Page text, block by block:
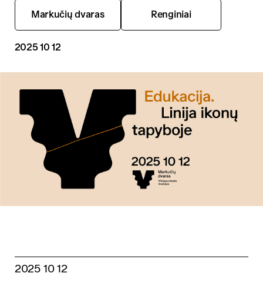
Markučių dvaras Renginiai
2025 10 12
2025 10 12